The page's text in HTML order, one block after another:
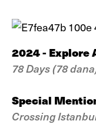
2024 - Explore
78 Days (78
Special
Crossing